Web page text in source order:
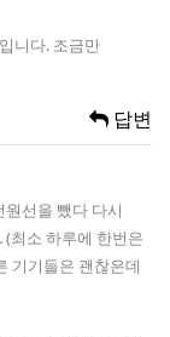
니다. 조금만
답변
선을 뺐다 다시
최소 하루에 한번은
기기들은 괜찮은데